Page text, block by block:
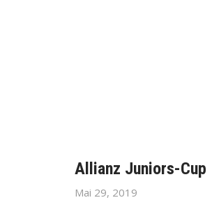
Allianz Juniors-Cup
Mai 29, 2019